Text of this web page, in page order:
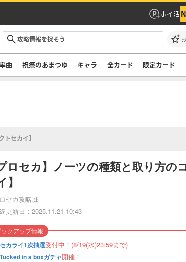
ポイ活
曲 祝祭のあまつゆ キャラ 全カード 限定カード
セカイ】
ロセカ】ノーツの種類と取り方の
】
セカ攻略班
更新日：2025.11.21 10:43
セカライ1次抽選受付中！(8/19(水)23:59まで)
Tucked in a boxガチャ開催！
ックアップ情報